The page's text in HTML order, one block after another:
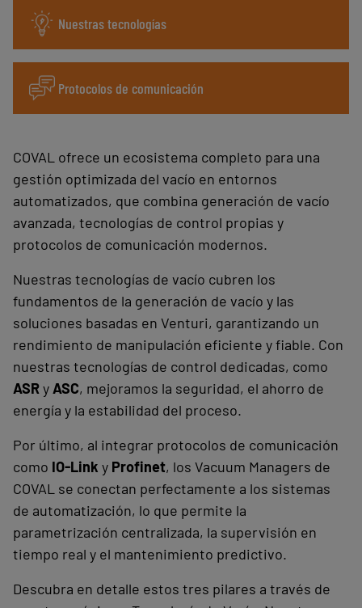
Nuestras tecnologías
Protocolos de comunicación
COVAL ofrece un ecosistema completo para una
gestión optimizada del vacío en entornos
automatizados, que combina generación de vacío
avanzada, tecnologías de control propias y
protocolos de comunicación modernos.
Nuestras tecnologías de vacío cubren los
fundamentos de la generación de vacío y las
soluciones basadas en Venturi, garantizando un
rendimiento de manipulación eficiente y fiable. Con
nuestras tecnologías de control dedicadas, como
ASRy ASC, mejoramos la seguridad, el ahorro de
energía y la estabilidad del proceso.
Por último, al integrar protocolos de comunicación
como IO-Link y Profinet, los Vacuum Managers de
COVAL se conectan perfectamente a los sistemas
de automatización, lo que permite la
parametrización centralizada, la supervisión en
tiempo real y el mantenimiento predictivo.
Descubra en detalle estos tres pilares a través de